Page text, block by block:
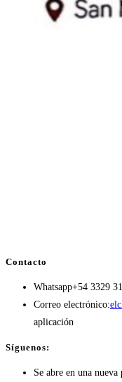
Contacto
Whatsapp+54 3329
Correo electrónico:
aplicación
Síguenos:
Se abre en una nueva